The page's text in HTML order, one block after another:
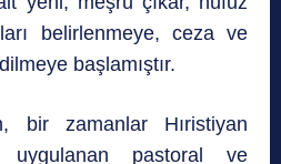
belirlenmeye, ceza ve
başlamıştır.
bir zamanlar Hıristiyan
uygulanan pastoral ve